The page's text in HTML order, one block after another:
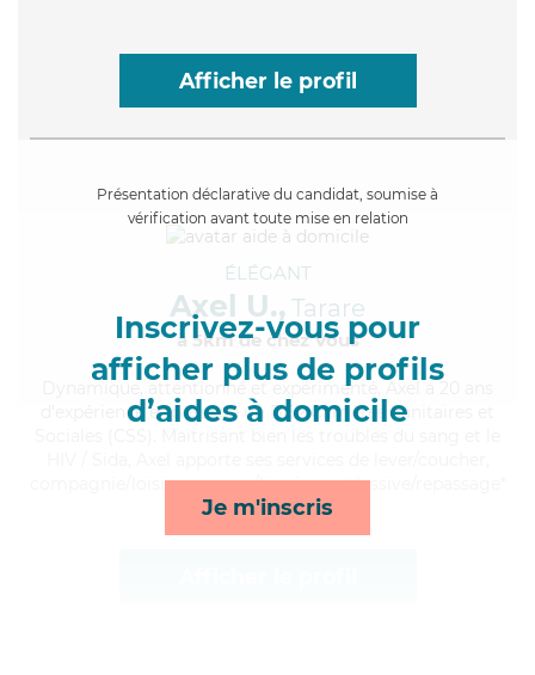
Afficher le profil
Présentation déclarative du candidat, soumise à
vérification avant toute mise en relation
Inscrivez-vous pour
afficher plus de profils
d’aides à domicile
Je m'inscris
ÉLÉGANT
Axel U., Tarare
à 5km de chez Vous
, attentionné et expérimenté, Axel a 20 ans
d'expérience et possède un BEP Carrières Sanitaires et
compagnie/loisirs, courses/livraison et lessive/repassage*